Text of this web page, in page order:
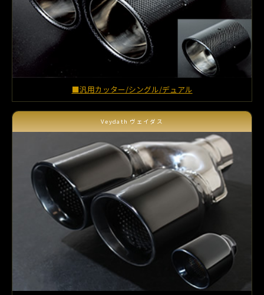
■汎用カッター/シングル/デュアル
Veydath ヴェイダス